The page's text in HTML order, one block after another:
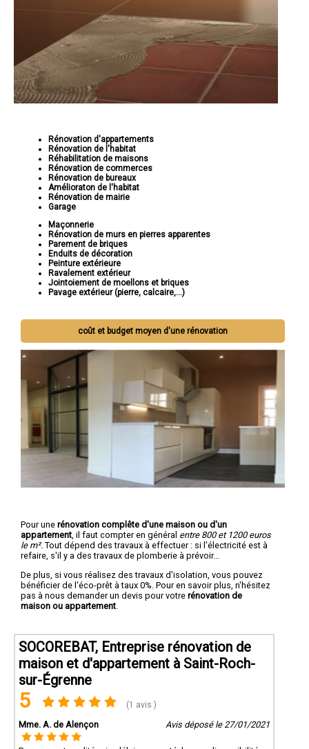
Rénovation d'appartements
Rénovation de l'habitat
Réhabilitation de maisons
Rénovation de commerces
Rénovation de bureaux
Amélioraton de l'habitat
Rénovation de mairie
Garage
Maçonnerie
Rénovation de murs en pierres apparentes
Parement de briques
Enduits de décoration
Peinture extérieure
Ravalement extérieur
Jointoiement de moellons et briques
Pavage extérieur (pierre, calcaire,...)
coût et budget moyen d'une rénovation
Pour une rénovation complête d'une maison ou d'un
appartement , il faut compter en général entre 800 et 1200 euros
le m². Tout dépend des travaux à effectuer : si l'électricité est à
refaire, s'il y a des travaux de plomberie à prévoir...
De plus, si vous réalisez des travaux d'isolation, vous pouvez
bénéficier de l'éco-prêt à taux 0%. Pour en savoir plus, n'hésitez
pas à nous demander un devis pour votre rénovation de
maison ou appartement
SOCOREBAT, Entreprise rénovation de
maison et d'appartement à Saint-Roch-
sur-Égrenne
5 (1 avis )
Mme. A. de Alençon Avis déposé le 27/01/2021